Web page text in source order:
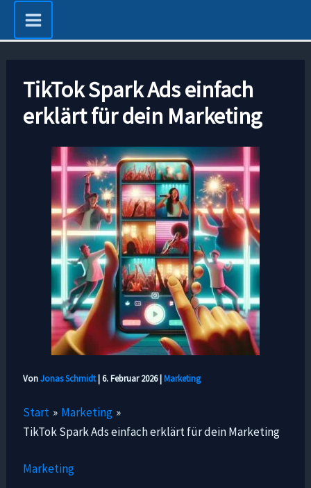
Inhalt
TikTok Spark Ads einfach
erklärt für dein Marketing
VonJonas Schmidt|6. Februar 2026|Marketing
Start
Marketing
TikTok Spark Ads einfach erklärt für dein Marketing
Marketing